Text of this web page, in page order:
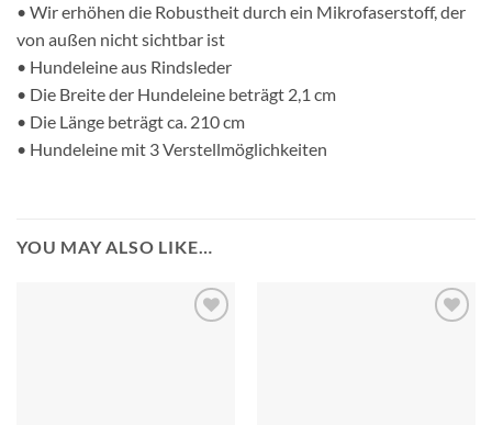
• Wir erhöhen die Robustheit durch ein Mikrofaserstoff, der
von außen nicht sichtbar ist
• Hundeleine aus Rindsleder
• Die Breite der Hundeleine beträgt 2,1 cm
• Die Länge beträgt ca. 210 cm
• Hundeleine mit 3 Verstellmöglichkeiten
YOU MAY ALSO LIKE…